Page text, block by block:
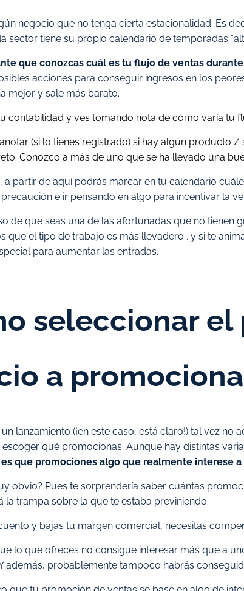
negocio que no tenga cierta estacionalidad. Es
sector tiene su propio calendario de temporadas
que conozcas cuál es tu flujo de ventas
acciones para conseguir ingresos en los
mejor y sale más barato.
contabilidad y ves tomando nota de cómo varía tu
(si lo tienes registrado) si hay algún producto
Conozco a más de uno que se ha llevado una
a partir de aquí podrás marcar en tu calendario
e ir pensando en algo para incentivar la
de que seas una de las afortunadas que no tienen
que el tipo de trabajo es más llevadero… y si te
para aumentar las entradas.
seleccionar
a
lanzamiento (¡en este caso, está claro!) tal vez no
qué promocionas. Aunque hay distintas
que promociones algo que realmente interese
obvio? Pues te sorprendería saber cuántas
la trampa sobre la que te estaba previniendo.
y bajas tu margen comercial, necesitas
lo que ofreces no consigue interesar más que a
además, probablemente tampoco habrás